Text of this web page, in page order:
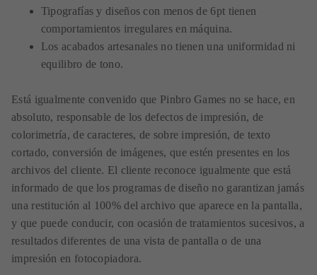
Tipografías y diseños con menos de 6pt tienen
comportamientos irregulares en máquina.
Los acabados artesanales no tienen una uniformidad ni
equilibro de tono.
Está igualmente convenido que Pinbro Games no se hace, en
absoluto, responsable de los defectos de impresión, de
colorimetría, de caracteres, de sobre impresión, de texto
cortado, conversión de imágenes, que estén presentes en los
archivos del cliente. El cliente reconoce igualmente que está
informado de que los programas de diseño no garantizan jamás
una restitución al 100% del archivo que aparece en la pantalla,
y que puede conducir, con ocasión de tratamientos sucesivos, a
resultados diferentes de una vista de pantalla o de una
impresión en fotocopiadora.